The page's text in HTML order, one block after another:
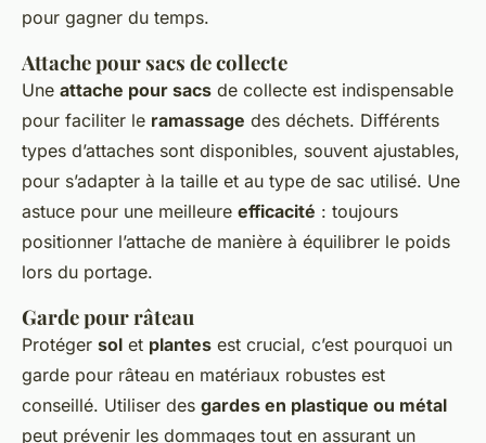
pour gagner du temps.
Attache pour sacs de collecte
Une attache pour sacs de collecte est indispensable
pour faciliter le ramassage des déchets. Différents
types d’attaches sont disponibles, souvent ajustables,
pour s’adapter à la taille et au type de sac utilisé. Une
astuce pour une meilleure efficacité : toujours
positionner l’attache de manière à équilibrer le poids
lors du portage.
Garde pour râteau
Protéger sol et plantes est crucial, c’est pourquoi un
garde pour râteau en matériaux robustes est
conseillé. Utiliser des gardes en plastique ou métal
peut prévenir les dommages tout en assurant un